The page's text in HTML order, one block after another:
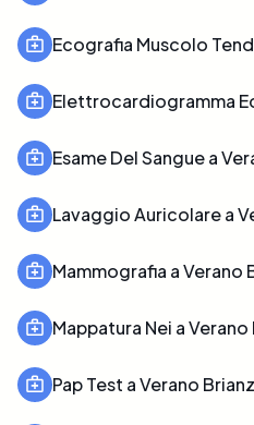
Ecografia Muscolo
Elettrocardiogramma
Esame Del Sangue a
Lavaggio Auricolare a
Mammografia a Verano
Mappatura Nei a Verano
Pap Test a Verano